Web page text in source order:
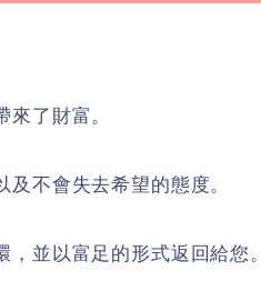
了財富。
不會失去希望的態度。
並以富足的形式返回給您。